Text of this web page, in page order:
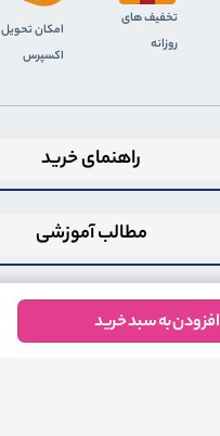
افزودن به سبد خرید
تخفیف های
روزانه
اﻣﮑﺎن ﺗﺤﻮﯾﻞ
اﮐﺴﭙﺮس
راهنمای خرید
مطالب آموزشی